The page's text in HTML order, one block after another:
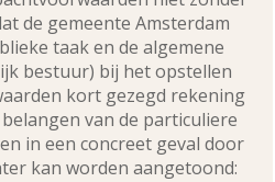
de gemeente Amsterdam
taak en de algemene
bestuur) bij het opstellen
kort gezegd rekening
van de particuliere
in een concreet geval door
kan worden aangetoond: